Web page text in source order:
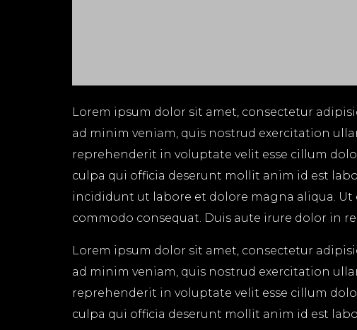
Lorem ipsum dolor sit amet, consectetur
ad minim veniam, quis nostrud exercitation
reprehenderit in voluptate velit esse cillum
culpa qui officia deserunt mollit anim id est
incididunt ut labore et dolore magna aliqua.
commodo consequat. Duis aute irure dolor in
Lorem ipsum dolor sit amet, consectetur
ad minim veniam, quis nostrud exercitation
reprehenderit in voluptate velit esse cillum
culpa qui officia deserunt mollit anim id est